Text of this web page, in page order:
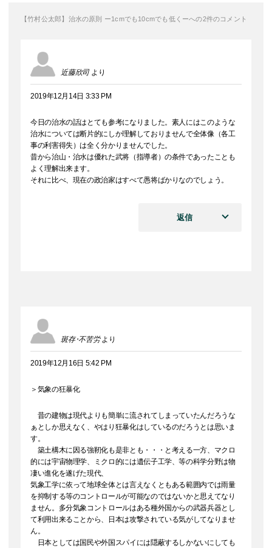
【竹村公太郎】治水の原則 ー1cmでも10cmでも低くーへの2件のコメント
近藤欣司 より
2019年12月14日 3:33 PM
今日の治水の話はとても参考になりました。素人にはこのような
治水については断片的にしか理解しておりませんで全体像（各工
事の利害得失）は全く分かりませんでした。
昔から治山・治水は優れた武将（指導者）の条件であったことも
よく理解出来ます。
それに比べ、現在の政治家はすべて愚将ばかりなのでしょう。
返信
斑存･不苦労 より
2019年12月16日 5:42 PM
＞気象の狂暴化
昔の建物は現代よりも簡単に流されてしまっていたんだろうな
ぁとしか思えなく、やはり狂暴化はしているのだろうとは思いま
す。
築土構木に因る強靭化も是非とも・・・と考える一方、マクロ
的には宇宙物理学、ミクロ的には遺伝子工学、等の科学分野は物
凄い進化を遂げた現代、
気象工学に依って地球全体とは言えなくともある範囲内では雨量
を抑制する等のコントロールが可能なのではないかと思えてなり
ません。多分気象コントロールはある種外国からの武器兵器とし
て利用出来ることから、日本は攻撃されている気がしてなりませ
ん。
日本としては国民や外国スパイには隠蔽するしかないにしても